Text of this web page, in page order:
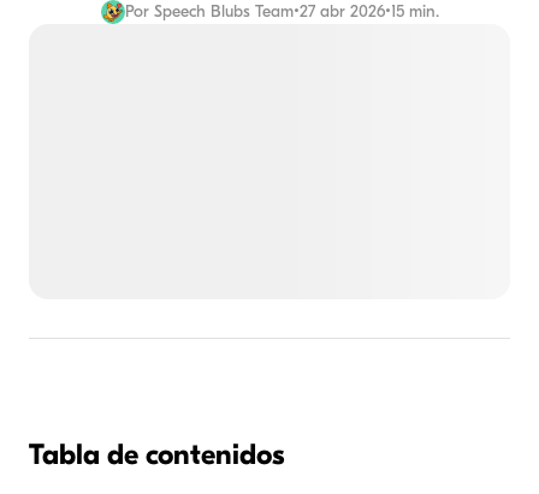
Por Speech Blubs Team•27 abr 2026•15 min.
Tabla de contenidos